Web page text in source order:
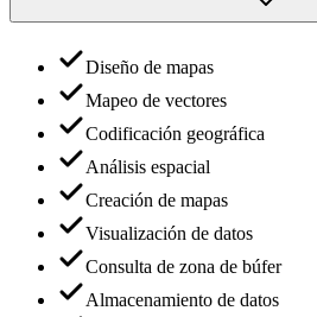
Diseño de mapas
Mapeo de vectores
Codificación geográfica
Análisis espacial
Creación de mapas
Visualización de datos
Consulta de zona de búfer
Almacenamiento de datos